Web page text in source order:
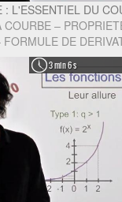
: L'ESSENTIEL DU
–
DE
3 min 6 s